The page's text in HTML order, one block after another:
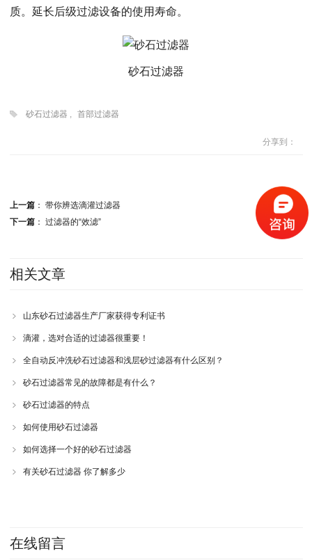
质。延长后级过滤设备的使用寿命。
砂石过滤器
砂石过滤器 , 首部过滤器
分享到：
上一篇： 带你辨选滴灌过滤器
下一篇： 过滤器的“效滤”
相关文章
山东砂石过滤器生产厂家获得专利证书
滴灌，选对合适的过滤器很重要！
全自动反冲洗砂石过滤器和浅层砂过滤器有什么区别？
砂石过滤器常见的故障都是有什么？
砂石过滤器的特点
如何使用砂石过滤器
如何选择一个好的砂石过滤器
有关砂石过滤器 你了解多少
在线留言